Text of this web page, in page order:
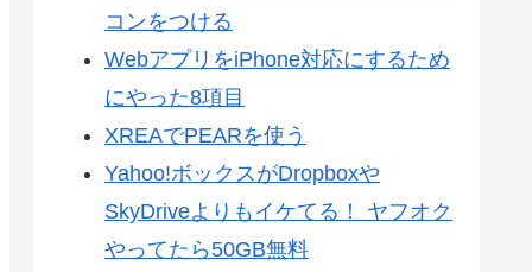
コンをつける
WebアプリをiPhone対応にするため
にやった8項目
XREAでPEARを使う
Yahoo!ボックスがDropboxや
SkyDriveよりもイケてる！ ヤフオク
やってたら50GB無料